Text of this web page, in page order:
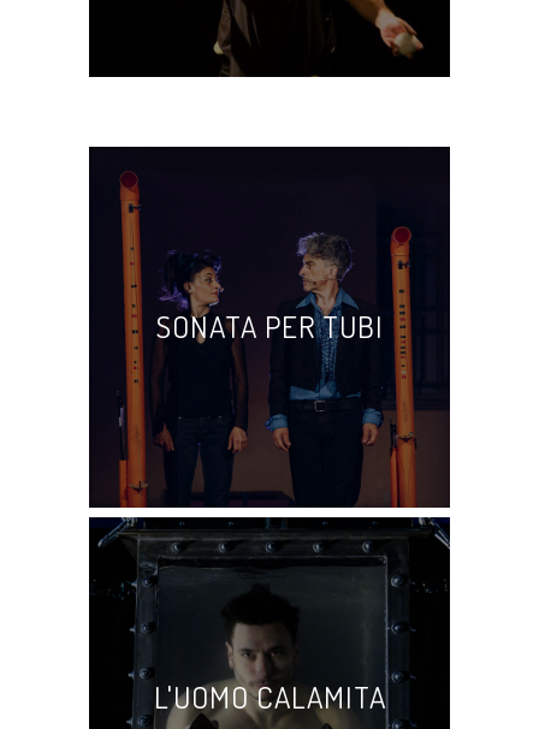
SONATA PER TUBI
L'UOMO CALAMITA
El Grito – Wu Ming 2